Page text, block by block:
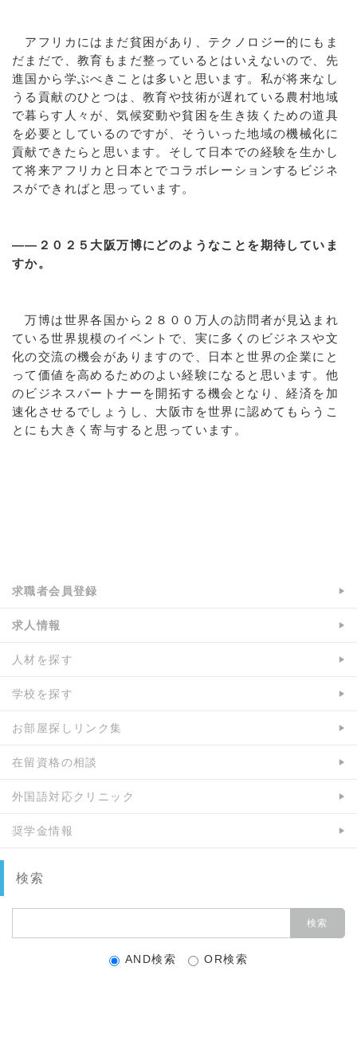
アフリカにはまだ貧困があり、テクノロジー的にもま
だまだで、教育もまだ整っているとはいえないので、先
進国から学ぶべきことは多いと思います。私が将来なし
うる貢献のひとつは、教育や技術が遅れている農村地域
で暮らす人々が、気候変動や貧困を生き抜くための道具
を必要としているのですが、そういった地域の機械化に
貢献できたらと思います。そして日本での経験を生かし
て将来アフリカと日本とでコラボレーションするビジネ
スができればと思っています。
――２０２５大阪万博にどのようなことを期待していま
すか。
万博は世界各国から２８００万人の訪問者が見込まれ
ている世界規模のイベントで、実に多くのビジネスや文
化の交流の機会がありますので、日本と世界の企業にと
って価値を高めるためのよい経験になると思います。他
のビジネスパートナーを開拓する機会となり、経済を加
速化させるでしょうし、大阪市を世界に認めてもらうこ
とにも大きく寄与すると思っています。
求職者会員登録
求人情報
人材を探す
学校を探す
お部屋探しリンク集
在留資格の相談
外国語対応クリニック
奨学金情報
検索
AND検索 OR検索